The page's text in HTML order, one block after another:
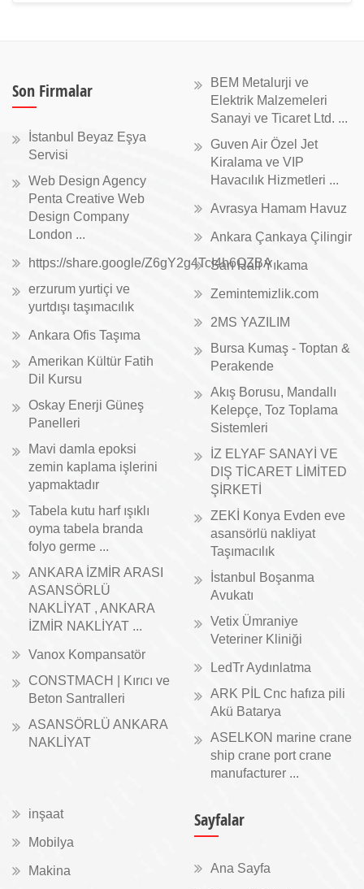
Son Firmalar
İstanbul Beyaz Eşya
Servisi
Web Design Agency
Penta Creative Web
Design Company
London ...
https://share.google/Z6gY2g4TcI4h6QZBA
erzurum yurtiçi ve
yurtdışı taşımacılık
Ankara Ofis Taşıma
Amerikan Kültür Fatih
Dil Kursu
Oskay Enerji Güneş
Panelleri
Mavi damla epoksi
zemin kaplama işlerini
yapmaktadır
Tabela kutu harf ışıklı
oyma tabela branda
folyo germe ...
ANKARA İZMİR ARASI
ASANSÖRLÜ
NAKLİYAT , ANKARA
İZMİR NAKLİYAT ...
Vanox Kompansatör
CONSTMACH | Kırıcı ve
Beton Santralleri
ASANSÖRLÜ ANKARA
NAKLİYAT
BEM Metalurji ve
Elektrik Malzemeleri
Sanayi ve Ticaret Ltd. ...
Guven Air Özel Jet
Kiralama ve VIP
Havacılık Hizmetleri ...
Avrasya Hamam Havuz
Ankara Çankaya Çilingir
Sarı Halı Yıkama
Zemintemizlik.com
2MS YAZILIM
Bursa Kumaş - Toptan &
Perakende
Akış Borusu, Mandallı
Kelepçe, Toz Toplama
Sistemleri
İZ ELYAF SANAYİ VE
DIŞ TİCARET LİMİTED
ŞİRKETİ
ZEKİ Konya Evden eve
asansörlü nakliyat
Taşımacılık
İstanbul Boşanma
Avukatı
Vetix Ümraniye
Veteriner Kliniği
LedTr Aydınlatma
ARK PİL Cnc hafıza pili
Akü Batarya
ASELKON marine crane
ship crane port crane
manufacturer ...
inşaat
Mobilya
Makina
Sayfalar
Ana Sayfa